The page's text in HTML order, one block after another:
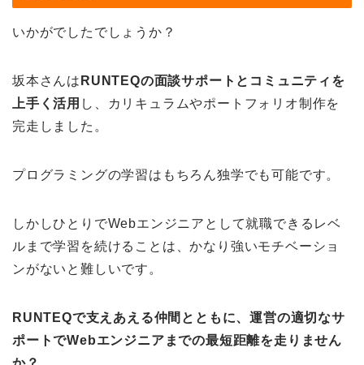
いかがでしたでしょうか？
坂本さんは RUNTEQの面談サポートとコミュニティを
上手く活用 し、カリキュラムやポートフォリオ制作を
完走しました。
プログラミングの学習はもちろん独学でも可能です。
しかしひとりでWebエンジニアとして就職できるレベ
ルまで学習を続けることは、かなり強いモチベーショ
ンがないと難しいです。
RUNTEQで支えあえる仲間とともに、運営の適切なサ
ポートでWebエンジニアまでの最短距離を走りません